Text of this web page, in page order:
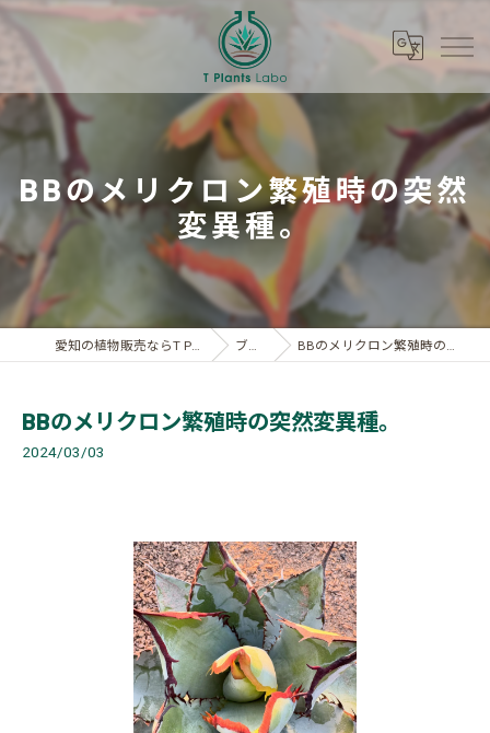
BBのメリクロン繁殖時の突然
変異種。
愛知の植物販売ならT Plants Labo ブログ BBのメリクロン繁殖時の突然変異種。
BBのメリクロン繁殖時の突然変異種。
2024/03/03